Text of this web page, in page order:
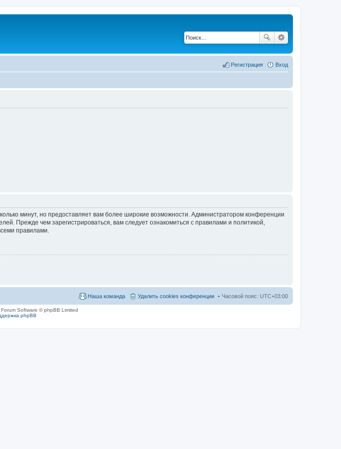
Вход
Регистрация
минут, но предоставляет вам более широкие возможности. Администратором конференции
Прежде чем зарегистрироваться, вам следует ознакомиться с правилами и политикой,
правилами.
Часовой пояс: UTC+03:00
Удалить cookies конференции
Наша команда
Software © phpBB Limited
phpBB